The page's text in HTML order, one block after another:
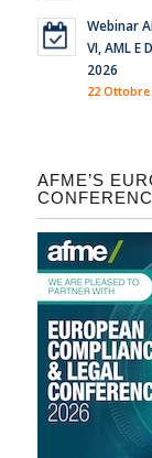
Webinar
VI, AML E
2026
22 Ottobre
AFME’S